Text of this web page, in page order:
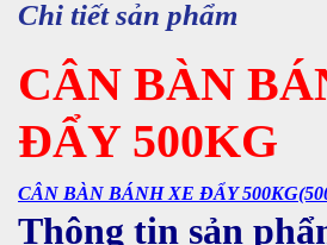
Chi tiết sản phẩm
CÂN BÀN
ĐẨY 500KG
CÂN BÀN BÁNH XE ĐẨY
Thông tin sản